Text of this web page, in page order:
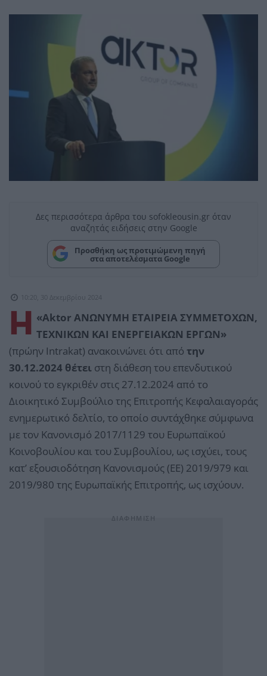
Δες περισσότερα άρθρα του sofokleousin.gr όταν
αναζητάς ειδήσεις στην Google
Προσθήκη ως προτιμώμενη πηγή
στα αποτελέσματα Google
10:20, 30 Δεκεμβρίου 2024
Η
«Αktor ΑΝΩΝΥΜΗ ΕΤΑΙΡΕΙΑ ΣΥΜΜΕΤΟΧΩΝ,
ΤΕΧΝΙΚΩΝ ΚΑΙ ΕΝΕΡΓΕΙΑΚΩΝ ΕΡΓΩΝ»
(πρώην Intrakat) ανακοινώνει ότι από την
30.12.2024 θέτει στη διάθεση του επενδυτικού
κοινού το εγκριθέν στις 27.12.2024 από το
Διοικητικό Συμβούλιο της Επιτροπής Κεφαλαιαγοράς
ενημερωτικό δελτίο, το οποίο συντάχθηκε σύμφωνα
με τον Κανονισμό 2017/1129 του Ευρωπαϊκού
Κοινοβουλίου και του Συμβουλίου, ως ισχύει, τους
κατ’ εξουσιοδότηση Κανονισμούς (ΕΕ) 2019/979 και
2019/980 της Ευρωπαϊκής Επιτροπής, ως ισχύουν.